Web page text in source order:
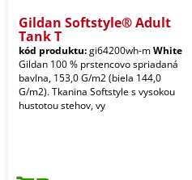
Gildan Softstyle® Adult
Tank T
kód produktu:gi64200wh-mWhite
Gildan 100 % prstencovo spriadaná
bavlna, 153,0 G/m2 (biela 144,0
G/m2). Tkanina Softstyle s vysokou
hustotou stehov, vy